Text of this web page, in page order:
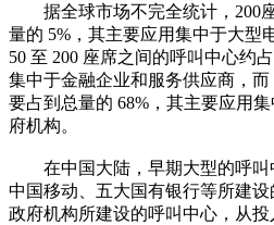
据全球市场不完全统计，200
量的 5%，其主要应用集中于大型
50 至 200 座席之间的呼叫中心约
集中于金融企业和服务供应商，
要占到总量的 68%，其主要应用
府机构。
在中国大陆，早期大型的呼叫
中国移动、五大国有银行等所建
政府机构所建设的呼叫中心，从